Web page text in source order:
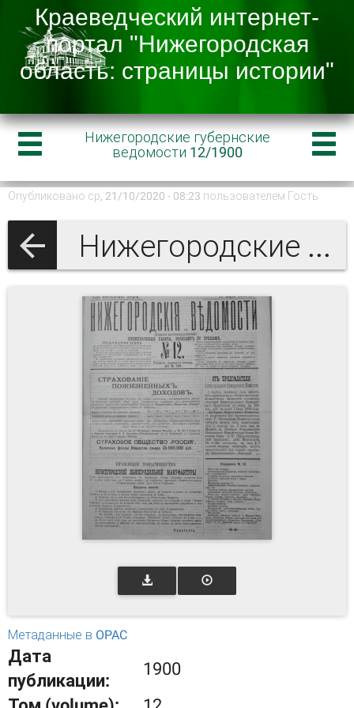
Нижегородские губернские
ведомости 12/1900
Опубликовано ср, 21/10/2020 - 08:23 пользователем Гость
Нижегородские губернские ведомости 1900
Метаданные в OPAC
Дата
публикации:
1900